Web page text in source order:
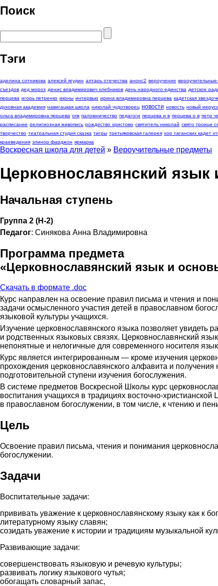
Поиск
Тэги
аделина сотникова алексей ягудин алтарь отечества анонс2 вероучение
съездов дед мороз денис владимирович хлебников день народного единства детское
перцева игорь петренко иконы интервью ирина владимировна перцева кадетская
духовная академия навигацкая школа николай чудотворец новости новость новый
ольга владимировна перцева опк паломничество педагоги перцева и в перцева о в петр
расписание религиозная живопись рождество христово святитель николай свято троице
творчество театральная студия сказка тигры третьяковская галерея хор таганских кадет
краеведения элинор фарджон ярмарка
Воскресная школа для детей » Вероучительные предметы
Церковнославянский
Начальная ступень
Группа 2 (Н-2)
Педагог: Синякова Анна Владимировна
Программа предмета
«Церковнославянский язык и
Скачать в формате .doc
Курс направлен на освоение правил письма и чтения и
задачи осмысленного участия детей в православном
языковой культуры учащихся.
Изучение церковнославянского языка позволяет увидеть
и родственных языковых связях. Церковнославянский
непонятные и нелогичные для современного носителя
Курс является интегрированным — кроме изучения
прохождения церковнославянского алфавита и
подготовительной ступени изучения богослужения.
В системе предметов Воскресной Школы курс
воспитания учащихся в традициях восточно-
в православном богослужении, в том числе, к чтению и
Цель
Освоение правил письма, чтения и понимания
богослужении.
Задачи
Воспитательные задачи:
прививать уважение к церковнославянскому языку как к
литературному языку славян;
созидать уважение к истории и традициям музыкальной
Развивающие задачи:
совершенствовать языковую и речевую культуры;
развивать логику языкового чутья;
обогащать словарный запас,